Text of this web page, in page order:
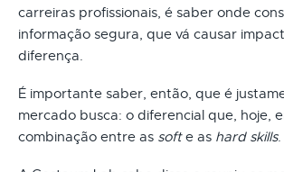
carreiras profissionais, é saber onde
informação segura, que vá causar
diferença.
É importante saber, então, que é
mercado busca: o diferencial que, hoje,
combinação entre as softe as hard skills.